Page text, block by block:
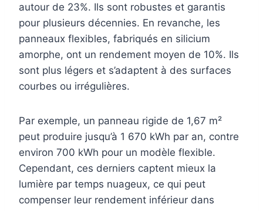
autour de 23%. Ils sont robustes et garantis
pour plusieurs décennies. En revanche, les
panneaux flexibles, fabriqués en silicium
amorphe, ont un rendement moyen de 10%. Ils
sont plus légers et s’adaptent à des surfaces
courbes ou irrégulières.
Par exemple, un panneau rigide de 1,67 m²
peut produire jusqu’à 1 670 kWh par an, contre
environ 700 kWh pour un modèle flexible.
Cependant, ces derniers captent mieux la
lumière par temps nuageux, ce qui peut
compenser leur rendement inférieur dans